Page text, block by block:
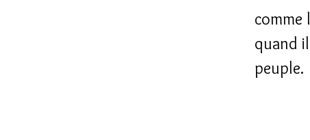
comme
quand
peuple.